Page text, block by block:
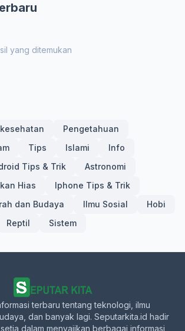
yang ditemukan
kesehatan
Pengetahuan
Tips Islami
Info
Tips & Trik
Astronomi
Hias
Iphone Tips & Trik
dan Budaya Ilmu Sosial
Hobi
Reptil Sistem
terbaru tentang teknologi, ilmu
dan banyak lagi. Seputarkita.id hadir
dalam menyajikan berbagai informasi